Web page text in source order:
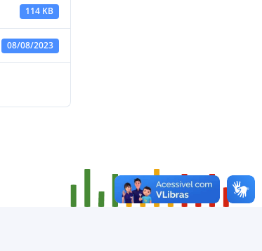
114 KB
08/08/2023